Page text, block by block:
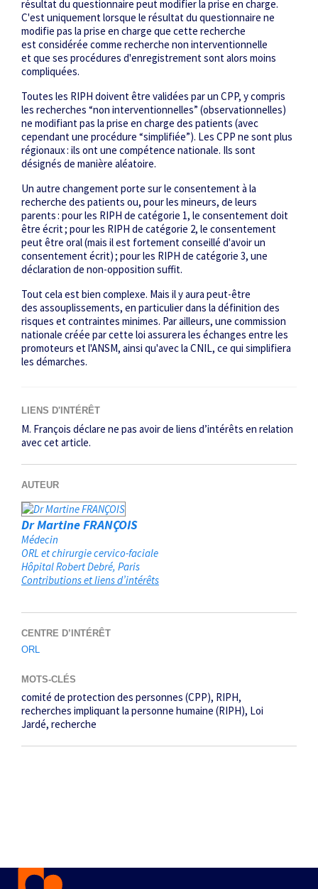
résultat du questionnaire peut modifier la prise en charge.
C'est uniquement lorsque le résultat du questionnaire ne
modifie pas la prise en charge que cette recherche
est considérée comme recherche non interventionnelle
et que ses procédures d'enregistrement sont alors moins
compliquées.
Toutes les RIPH doivent être validées par un CPP, y compris
les recherches “non interventionnelles” (observationnelles)
ne modifiant pas la prise en charge des patients (avec
cependant une procédure “simplifiée”). Les CPP ne sont plus
régionaux : ils ont une compétence nationale. Ils sont
désignés de manière aléatoire.
Un autre changement porte sur le consentement à la
recherche des patients ou, pour les mineurs, de leurs
parents : pour les RIPH de catégorie 1, le consentement doit
être écrit ; pour les RIPH de catégorie 2, le consentement
peut être oral (mais il est fortement conseillé d'avoir un
consentement écrit) ; pour les RIPH de catégorie 3, une
déclaration de non-opposition suffit.
Tout cela est bien complexe. Mais il y aura peut-être
des assouplissements, en particulier dans la définition des
risques et contraintes minimes. Par ailleurs, une commission
nationale créée par cette loi assurera les échanges entre les
promoteurs et l'ANSM, ainsi qu'avec la CNIL, ce qui simplifiera
les démarches.
LIENS D'INTÉRÊT
M. François déclare ne pas avoir de liens d’intérêts en relation
avec cet article.
AUTEUR
Dr Martine FRANÇOIS
Médecin
ORL et chirurgie cervico-faciale
Hôpital Robert Debré Paris
Contributions et liens d’intérêts
CENTRE D’INTÉRÊT
ORL
MOTS-CLÉS
comité de protection des personnes (CPP) RIPH
recherches impliquant la personne humaine (RIPH) Loi
Jardé recherche